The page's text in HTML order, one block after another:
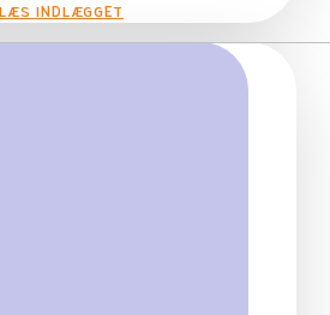
LÆS INDLÆGGET